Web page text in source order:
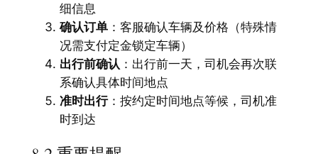
细信息
确认订单：客服确认车辆及价格（特殊情
况需支付定金锁定车辆）
出行前确认 ：出行前一天，司机会再次联
系确认具体时间地点
准时出行：按约定时间地点等候，司机准
时到达